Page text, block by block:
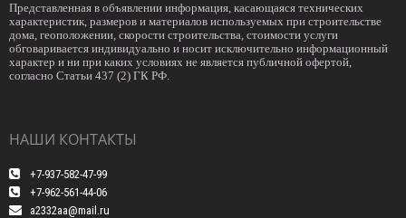
Представленная в объявлении информация, касающаяся технических
характеристик, размеров и материалов используемых при строительстве
дома, геоположении, скорости строительства, стоимости услуги
обговаривается индивидуально и носит исключительно информационный
характер и ни при каких условиях не является публичной офертой,
согласно Статьи 437 (2) ГК РФ.
НАШИ КОНТАКТЫ
+7-937-582-47-99
+7-962-561-44-06
a2332aa@mail.ru